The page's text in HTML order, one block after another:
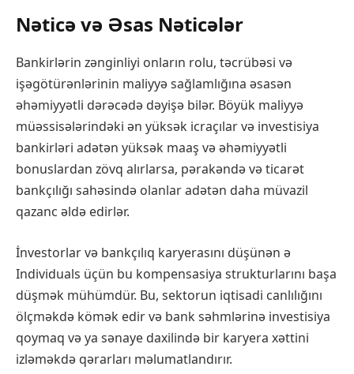
Nəticə və Əsas Nəticələr
Bankirlərin zənginliyi onların rolu, təcrübəsi və
işəgötürənlərinin maliyyə sağlamlığına əsasən
əhəmiyyətli dərəcədə dəyişə bilər. Böyük maliyyə
müəssisələrindəki ən yüksək icraçılar və investisiya
bankirləri adətən yüksək maaş və əhəmiyyətli
bonuslardan zövq alırlarsa, pərakəndə və ticarət
bankçılığı sahəsində olanlar adətən daha müvazil
qazanc əldə edirlər.
İnvestorlar və bankçılıq karyerasını düşünən ə
Individuals üçün bu kompensasiya strukturlarını başa
düşmək mühümdür. Bu, sektorun iqtisadi canlılığını
ölçməkdə kömək edir və bank səhmlərinə investisiya
qoymaq və ya sənaye daxilində bir karyera xəttini
izləməkdə qərarları məlumatlandırır.